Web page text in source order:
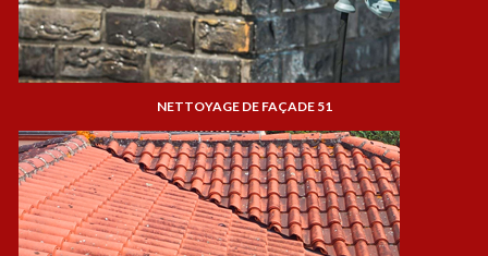
NETTOYAGE DE FAÇADE 51